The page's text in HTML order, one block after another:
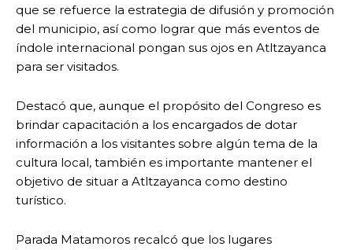
que se refuerce la estrategia de difusión y promoción
del municipio, así como lograr que más eventos de
índole internacional pongan sus ojos en Atltzayanca
para ser visitados.
Destacó que, aunque el propósito del Congreso es
brindar capacitación a los encargados de dotar
información a los visitantes sobre algún tema de la
cultura local, también es importante mantener el
objetivo de situar a Atltzayanca como destino
turístico.
Parada Matamoros recalcó que los lugares